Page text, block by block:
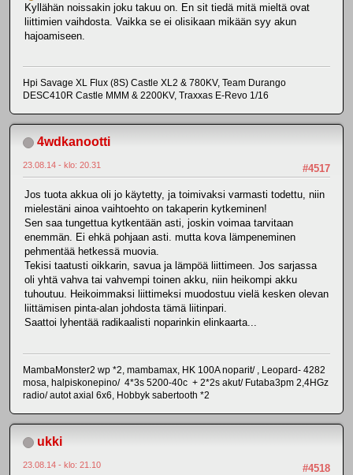
Kyllähän noissakin joku takuu on. En sit tiedä mitä mieltä ovat
liittimien vaihdosta. Vaikka se ei olisikaan mikään syy akun
hajoamiseen.
Hpi Savage XL Flux (8S) Castle XL2 & 780KV, Team Durango
DESC410R Castle MMM & 2200KV, Traxxas E-Revo 1/16
4wdkanootti
#4517
23.08.14 - klo: 20.31
Jos tuota akkua oli jo käytetty, ja toimivaksi varmasti todettu, niin
mielestäni ainoa vaihtoehto on takaperin kytkeminen!
Sen saa tungettua kytkentään asti, joskin voimaa tarvitaan
enemmän. Ei ehkä pohjaan asti. mutta kova lämpeneminen
pehmentää hetkessä muovia.
Tekisi taatusti oikkarin, savua ja lämpöä liittimeen. Jos sarjassa
oli yhtä vahva tai vahvempi toinen akku, niin heikompi akku
tuhoutuu. Heikoimmaksi liittimeksi muodostuu vielä kesken olevan
liittämisen pinta-alan johdosta tämä liitinpari.
Saattoi lyhentää radikaalisti noparinkin elinkaarta...
MambaMonster2 wp *2, mambamax, HK 100A noparit/ , Leopard- 4282
mosa, halpiskonepino/ 4*3s 5200-40c + 2*2s akut/ Futaba3pm 2,4HGz
radio/ autot axial 6x6, Hobbyk sabertooth *2
ukki
#4518
23.08.14 - klo: 21.10